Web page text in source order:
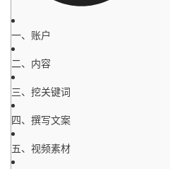
一、账户
二、内容
三、挖关键词
四、撰写文案
五、视频素材